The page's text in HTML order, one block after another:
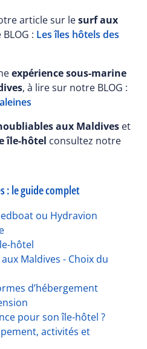
article sur lesurf aux
: Les îles hôtels des
expérience sous-marine
, à lire sur notre BLOG :
aux Maldives et
île-hôtel consultez notre
: le guide complet
ou Hydravion
hôtel
Maldives - Choix du
d’hébergement
pour son île-hôtel ?
activités et